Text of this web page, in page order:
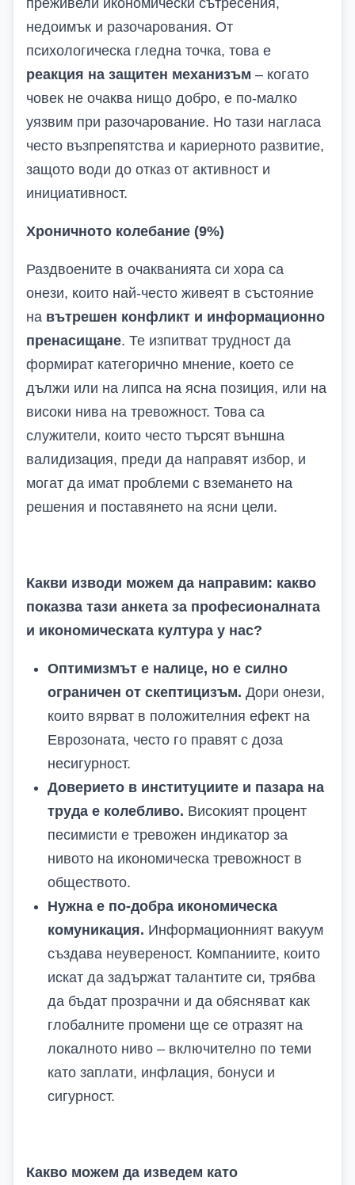
преживели икономически сътресения,
недоимък и разочарования. От
психологическа гледна точка, това е
реакция на защитен механизъм – когато
човек не очаква нищо добро, е по-малко
уязвим при разочарование. Но тази нагласа
често възпрепятства и кариерното развитие,
защото води до отказ от активност и
инициативност.
Хроничното колебание (9%)
Раздвоените в очакванията си хора са
онези, които най-често живеят в състояние
на вътрешен конфликт и информационно
пренасищане. Те изпитват трудност да
формират категорично мнение, което се
дължи или на липса на ясна позиция, или на
високи нива на тревожност. Това са
служители, които често търсят външна
валидизация, преди да направят избор, и
могат да имат проблеми с вземането на
решения и поставянето на ясни цели.
Какви изводи можем да направим: какво
показва тази анкета за професионалната
и икономическата култура у нас?
Оптимизмът е налице, но е силно
ограничен от скептицизъм. Дори онези,
които вярват в положителния ефект на
Еврозоната, често го правят с доза
несигурност.
Доверието в институциите и пазара на
труда е колебливо. Високият процент
песимисти е тревожен индикатор за
нивото на икономическа тревожност в
обществото.
Нужна е по-добра икономическа
комуникация. Информационният вакуум
създава неувереност. Компаниите, които
искат да задържат талантите си, трябва
да бъдат прозрачни и да обясняват как
глобалните промени ще се отразят на
локалното ниво – включително по теми
като заплати, инфлация, бонуси и
сигурност.
Какво можем да изведем като